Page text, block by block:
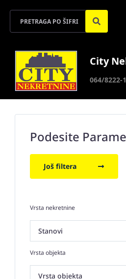
City
064/8222-
Podesite
Još filtera
Vrsta nekretnine
Vrsta objekta